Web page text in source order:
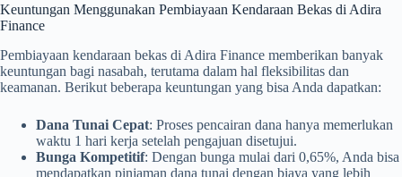
Keuntungan Menggunakan Pembiayaan Kendaraan Bekas di Adira
Finance
Pembiayaan kendaraan bekas di Adira Finance memberikan banyak
keuntungan bagi nasabah, terutama dalam hal fleksibilitas dan
keamanan. Berikut beberapa keuntungan yang bisa Anda dapatkan:
Dana Tunai Cepat: Proses pencairan dana hanya memerlukan
waktu 1 hari kerja setelah pengajuan disetujui.
Bunga Kompetitif: Dengan bunga mulai dari 0,65%, Anda bisa
mendapatkan pinjaman dana tunai dengan biaya yang lebih